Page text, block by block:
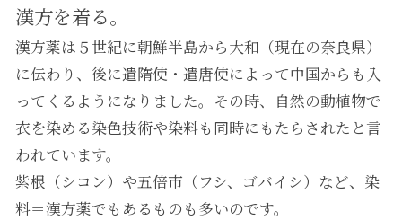
漢方を着る。
漢方薬は５世紀に朝鮮半島から大和（現在の奈良県）
に伝わり、後に遣隋使・遣唐使によって中国からも入
ってくるようになりました。その時、自然の動植物で
衣を染める染色技術や染料も同時にもたらされたと言
われています。
紫根（シコン）や五倍市（フシ、ゴバイシ）など、染
料＝漢方薬でもあるものも多いのです。